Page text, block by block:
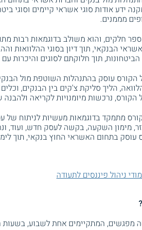
ידע אודות סוגי אשראי קיימים וסוגי
מממנים.
חלקים, והוא משולב בדוגמאות רבות
הבנקאי, תוך דיון בסוגי ההלוואות
תוך חלוקתם לסוגים והיכרות עם
עוסק בהתנהלות השוטפת מול
הליך סליקת צ'קים בין הבנקים,
נרכשות מיומנויות לקריאה ולהבנה
מתמקד בדוגמאות מעשיות לניתוח של
מימון השקעה, בקשה לעסק חדש, ועוד,
בתחום האשראי החוץ בנקאי, תוך
ניהול פיננסים לתעודה
מפגשים, המתקיימים אחת לשבוע, בשעות